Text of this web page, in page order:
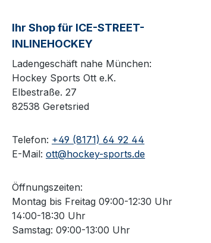
Ihr Shop für ICE-STREET-
INLINEHOCKEY
Ladengeschäft nahe München:
Hockey Sports Ott e.K.
Elbestraße. 27
82538 Geretsried
Telefon: +49 (8171) 64 92 44
E-Mail: ott@hockey-sports.de
Öffnungszeiten:
Montag bis Freitag 09:00-12:30 Uhr
14:00-18:30 Uhr
Samstag: 09:00-13:00 Uhr